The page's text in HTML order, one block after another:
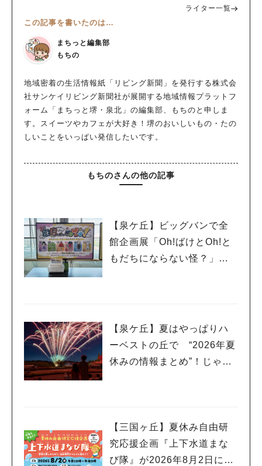
ライター一覧
この記事を書いたのは…
まちっと編集部
もちの
地域密着の生活情報紙「リビング新聞」を発行する株式会
社サンケイリビング新聞社が展開する地域情報プラットフ
ォーム「まちっと堺・泉北」の編集部、もちのと申しま
す。スイーツやカフェが大好き！堺のおいしいもの・たの
しいことをいっぱい発信したいです。
もちのさんの他の記事
【泉ケ丘】ビッグバンで全
館企画展「Oh!ばけとOh!と
もだちにならない怪？」が1
【泉ケ丘】夏はやっぱりハ
ーベストの丘で “2026年夏
休みの情報まとめ”！じゃぶ
【三国ヶ丘】夏休み自由研
究応援企画『上下水道まな
び隊』が2026年8月2日に開